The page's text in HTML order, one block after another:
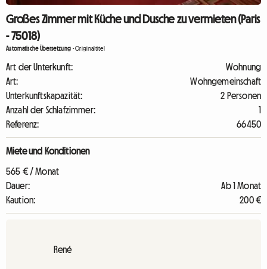
Großes Zimmer mit Küche und Dusche zu vermieten (Paris
- 75018)
Automatische Übersetzung -Originaltitel
Art der Unterkunft:
Wohnung
Art:
Wohngemeinschaft
Unterkunftskapazität:
2 Personen
Anzahl der Schlafzimmer:
1
Referenz:
66450
Miete und Konditionen
565 € / Monat
Dauer:
Ab 1 Monat
Kaution:
200 €
René